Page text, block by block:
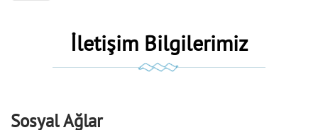
İletişim Bilgilerimiz
Sosyal Ağlar